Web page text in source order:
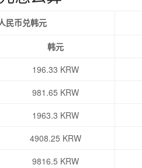
民币兑韩元
韩元
196.33 KRW
981.65 KRW
1963.3 KRW
4908.25 KRW
9816.5 KRW